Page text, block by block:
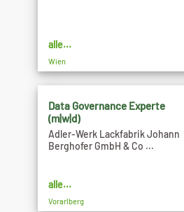
alle...
Wien
Data Governance Experte
(m|w|d)
Adler-Werk Lackfabrik Johann
Berghofer GmbH & Co ...
alle...
Vorarlberg